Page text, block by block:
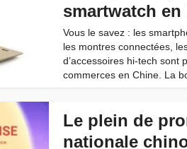
smartwatch en
Vous le savez : les
les montres connectées,
d’accessoires hi-tech sont
commerces en Chine. La
Le plein de
nationale